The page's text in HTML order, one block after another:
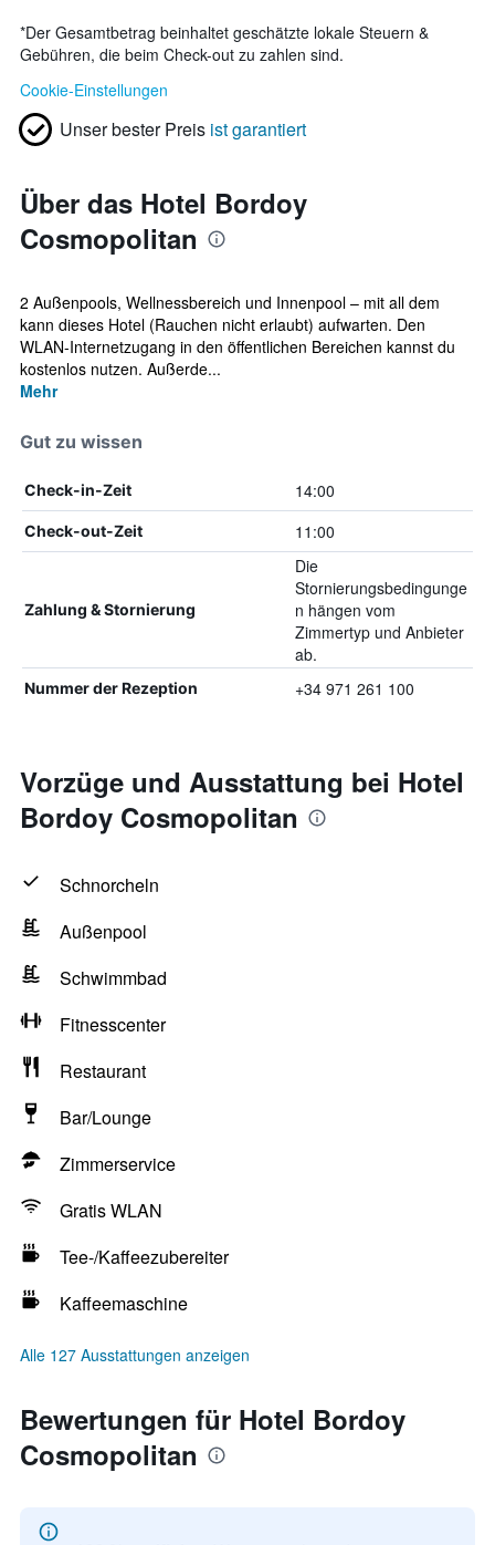
*Der Gesamtbetrag beinhaltet geschätzte lokale Steuern &
Gebühren, die beim Check-out zu zahlen sind.
Cookie-Einstellungen
Unser bester Preis ist garantiert
Über das Hotel Bordoy
Cosmopolitan
2 Außenpools, Wellnessbereich und Innenpool – mit all dem
kann dieses Hotel (Rauchen nicht erlaubt) aufwarten. Den
WLAN-Internetzugang in den öffentlichen Bereichen kannst du
kostenlos nutzen. Außerde...
Mehr
Gut zu wissen
Check-in-Zeit 14:00
Check-out-Zeit 11:00
Zahlung & Stornierung
Die
Stornierungsbedingunge
n hängen vom
Zimmertyp und Anbieter
ab.
Nummer der Rezeption +34 971 261 100
Vorzüge und Ausstattung bei Hotel
Bordoy Cosmopolitan
Schnorcheln
Außenpool
Schwimmbad
Fitnesscenter
Restaurant
Bar/Lounge
Zimmerservice
Gratis WLAN
Tee-/Kaffeezubereiter
Kaffeemaschine
Alle 127 Ausstattungen anzeigen
Bewertungen für Hotel Bordoy
Cosmopolitan